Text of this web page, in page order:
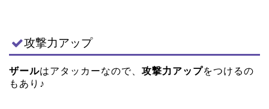
攻撃力アップ
ザールはアタッカーなので、 攻撃力アップをつけるの
もあり♪